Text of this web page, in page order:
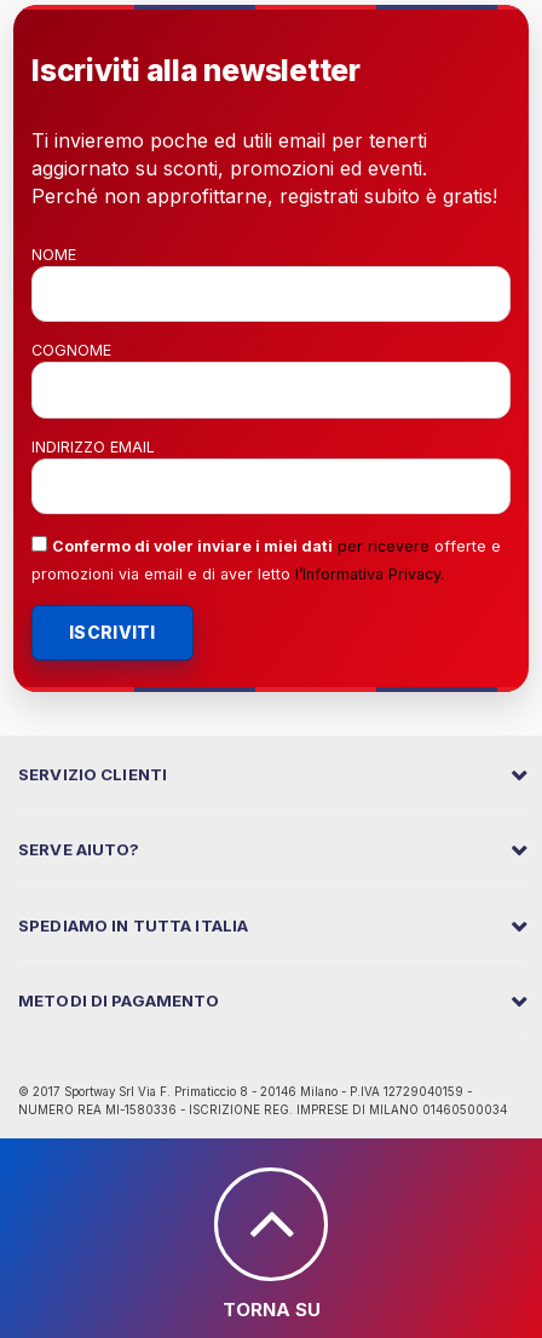
Iscriviti alla newsletter
Ti invieremo poche ed utili email per tenerti
aggiornato su sconti, promozioni ed eventi.
Perché non approfittarne, registrati subito è gratis!
NOME
COGNOME
INDIRIZZO EMAIL
Confermo di voler inviare i miei dati per ricevere offerte e
promozioni via email e di aver letto l’Informativa Privacy.
ISCRIVITI
SERVIZIO CLIENTI
SERVE AIUTO?
SPEDIAMO IN TUTTA ITALIA
METODI DI PAGAMENTO
© 2017 Sportway Srl Via F. Primaticcio 8 - 20146 Milano - P.IVA 12729040159 -
NUMERO REA MI-1580336 - ISCRIZIONE REG. IMPRESE DI MILANO 01460500034
TORNA SU